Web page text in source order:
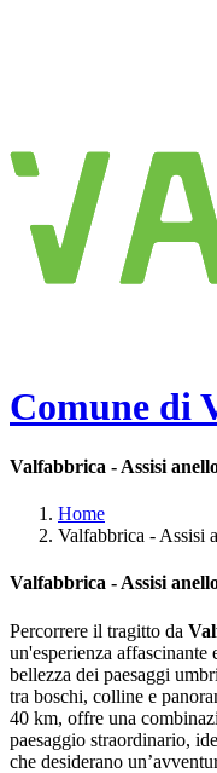
Comune di
Valfabbrica - Assisi
Home
Valfabbrica - Assisi
Valfabbrica - Assisi
Percorrere il tragitto da
un'esperienza affascinante
bellezza dei paesaggi
tra boschi, colline e
40 km, offre una
paesaggio straordinario,
che desiderano